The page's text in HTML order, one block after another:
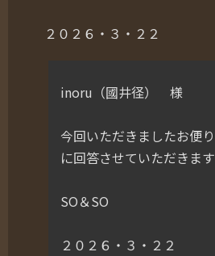
２０２６・３・２２
inoru（國井径） 様
今回いただきましたお便
に回答させていただきます
SO＆SO
２０２６・３・２２